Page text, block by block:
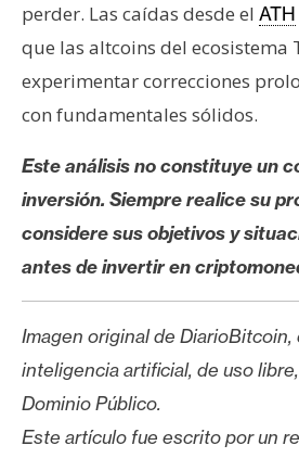
perder. Las caídas desde el ATH
que las altcoins del ecosistema
experimentar correcciones
con fundamentales sólidos.
Este análisis no constituye un
inversión. Siempre realice su
considere sus objetivos y
antes de invertir en
Imagen original de DiarioBitcoin,
inteligencia artificial, de uso
Dominio Público.
Este artículo fue escrito por un